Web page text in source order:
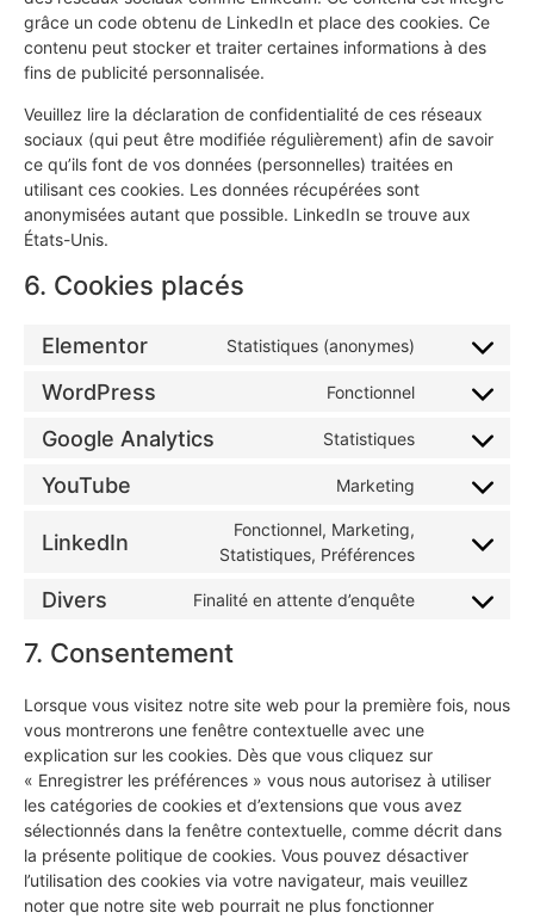
grâce un code obtenu de LinkedIn et place des cookies. Ce
contenu peut stocker et traiter certaines informations à des
fins de publicité personnalisée.
Veuillez lire la déclaration de confidentialité de ces réseaux
sociaux (qui peut être modifiée régulièrement) afin de savoir
ce qu’ils font de vos données (personnelles) traitées en
utilisant ces cookies. Les données récupérées sont
anonymisées autant que possible. LinkedIn se trouve aux
États-Unis.
6. Cookies placés
Elementor Statistiques (anonymes)
WordPress Fonctionnel
Google Analytics Statistiques
YouTube Marketing
LinkedIn
Fonctionnel, Marketing,
Statistiques, Préférences
Divers Finalité en attente d’enquête
7. Consentement
Lorsque vous visitez notre site web pour la première fois, nous
vous montrerons une fenêtre contextuelle avec une
explication sur les cookies. Dès que vous cliquez sur
« Enregistrer les préférences » vous nous autorisez à utiliser
les catégories de cookies et d’extensions que vous avez
sélectionnés dans la fenêtre contextuelle, comme décrit dans
la présente politique de cookies. Vous pouvez désactiver
l’utilisation des cookies via votre navigateur, mais veuillez
noter que notre site web pourrait ne plus fonctionner